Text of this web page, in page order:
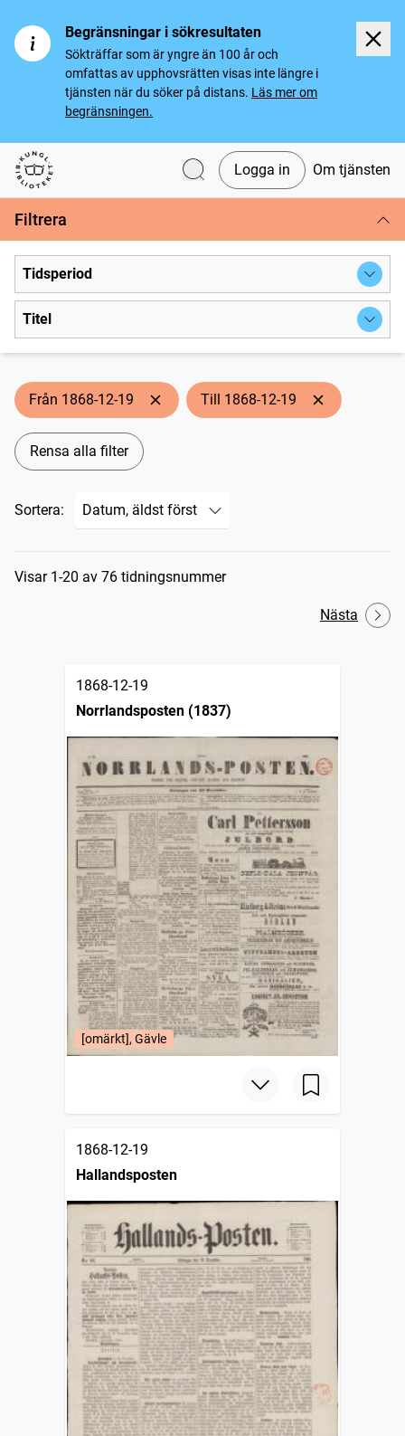
Begränsningar i sökresultaten
Sökträffar som är yngre än 100 år och
omfattas av upphovsrätten visas inte längre i
tjänsten när du söker på distans. Läs mer om
begränsningen.
Svenska tidningar
Logga in Om tjänsten
Filtrera
Tidsperiod
Titel
Från 1868-12-19 Till 1868-12-19
Rensa alla filter
Sortera:
Sökresultat
Visar 1-20 av 76 tidningsnummer
Nästa
1868-12-19
Norrlandsposten (1837)
[omärkt], Gävle
1868-12-19
Hallandsposten